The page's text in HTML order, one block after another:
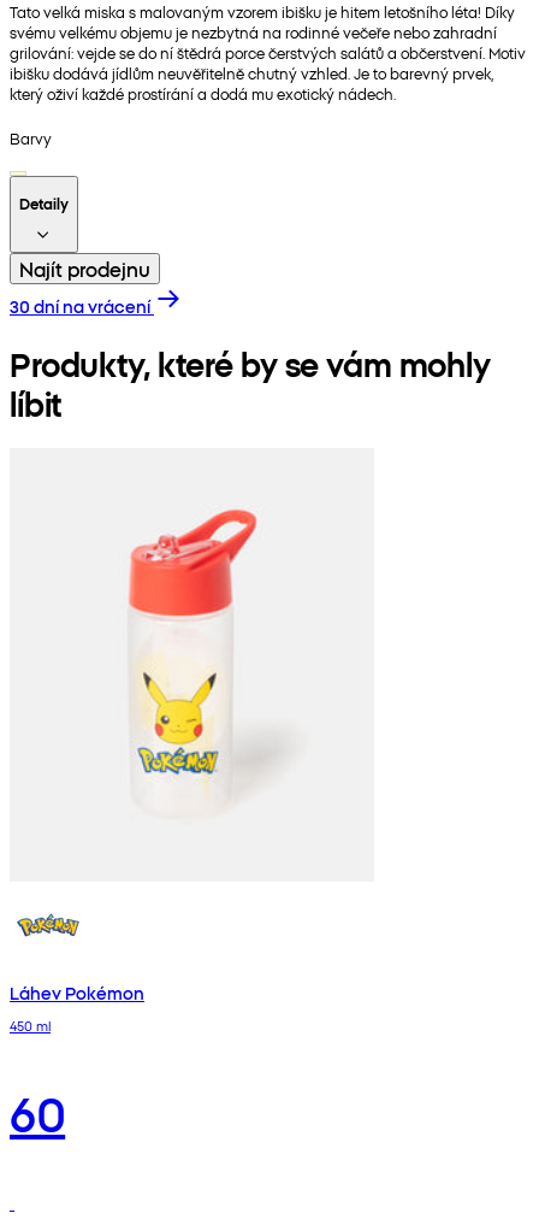
Tato velká miska s malovaným vzorem ibišku je hitem letošního léta! Díky
svému velkému objemu je nezbytná na rodinné večeře nebo zahradní
grilování: vejde se do ní štědrá porce čerstvých salátů a občerstvení. Motiv
ibišku dodává jídlům neuvěřitelně chutný vzhled. Je to barevný prvek,
který oživí každé prostírání a dodá mu exotický nádech.
Barvy
Detaily
Najít prodejnu
30 dní na vrácení
Produkty, které by se vám mohly
líbit
Láhev Pokémon
450 ml
60